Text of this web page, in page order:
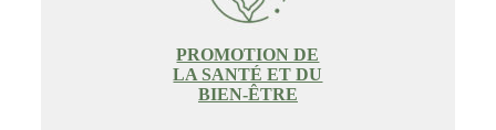
PROMOTION DE
LA SANTÉ ET DU
BIEN-ÊTRE